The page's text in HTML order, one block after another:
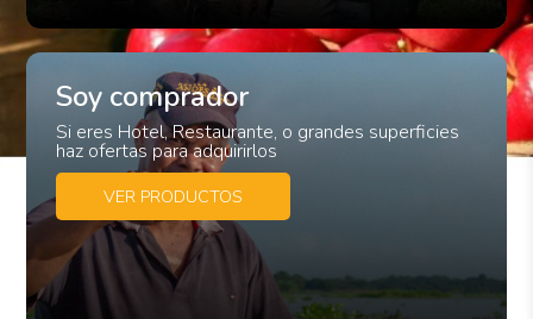
Soy comprador
Si eres Hotel, Restaurante, o grandes superficies
haz ofertas para adquirirlos
VER PRODUCTOS